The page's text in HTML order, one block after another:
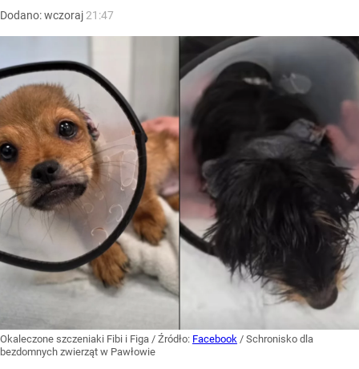
Dodano:wczoraj 21:47
Okaleczone szczeniaki Fibi i Figa / Źródło: Facebook / Schronisko dla
bezdomnych zwierząt w Pawłowie